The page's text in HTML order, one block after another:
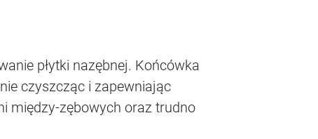
płytki nazębnej. Końcówka
czyszcząc i zapewniając
między-zębowych oraz trudno